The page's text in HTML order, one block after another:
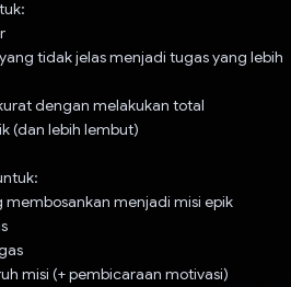
tidak jelas menjadi tugas yang lebih
dengan melakukan total
(dan lebih lembut)
menjadi misi epik
misi (+ pembicaraan motivasi)